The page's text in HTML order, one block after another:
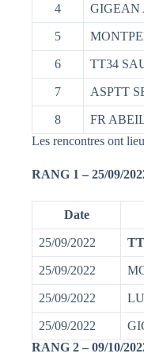
4 GIGEAN
5
6 TT34
7 ASPTT
8 FR
Les rencontres ont
RANG 1 – 25/09/
Date
25/09/2022
25/09/2022
25/09/2022
25/09/2022
RANG 2 – 09/10/